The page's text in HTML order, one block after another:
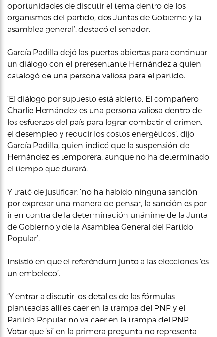
oportunidades de discutir el tema dentro de los
organismos del partido, dos Juntas de Gobierno y la
asamblea general’, destacó el senador.
García Padilla dejó las puertas abiertas para continuar
un diálogo con el preresentante Hernández a quien
catalogó de una persona valiosa para el partido.
‘El diálogo por supuesto está abierto. El compañero
Charlie Hernández es una persona valiosa dentro de
los esfuerzos del país para lograr combatir el crimen,
el desempleo y reducir los costos energéticos’, dijo
García Padilla, quien indicó que la suspensión de
Hernández es temporera, aunque no ha determinado
el tiempo que durará.
Y trató de justificar: ‘no ha habido ninguna sanción
por expresar una manera de pensar, la sanción es por
ir en contra de la determinación unánime de la Junta
de Gobierno y de la Asamblea General del Partido
Popular’.
Insistió en que el referéndum junto a las elecciones ‘es
un embeleco’.
‘Y entrar a discutir los detalles de las fórmulas
planteadas allí es caer en la trampa del PNP y el
Partido Popular no va caer en la trampa del PNP.
Votar que ‘sí’ en la primera pregunta no representa